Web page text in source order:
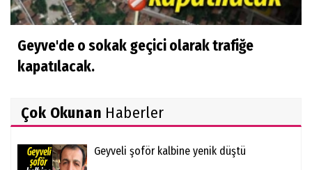
Geyve'de o sokak geçici olarak trafiğe
kapatılacak.
Çok Okunan Haberler
Geyveli şoför kalbine yenik düştü